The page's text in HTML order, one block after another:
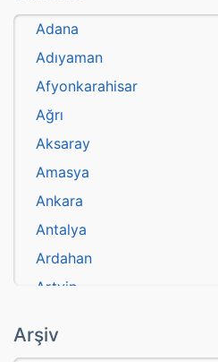
Adana
Adıyaman
Afyonkarahisar
Ağrı
Aksaray
Amasya
Ankara
Antalya
Ardahan
Artvin
Aydın
Arşiv